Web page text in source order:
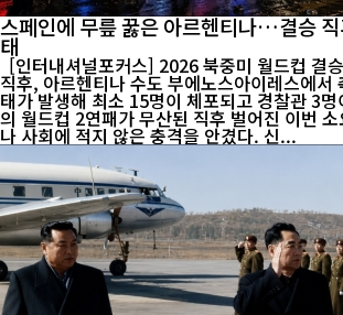
스페인에 무릎 꿇은 아르헨티나…결승
태
[인터내셔널포커스] 2026 북중미 월드컵 결
직후, 아르헨티나 수도 부에노스아이레스에서
태가 발생해 최소 15명이 체포되고 경찰관 3
의 월드컵 2연패가 무산된 직후 벌어진 이번
나 사회에 적지 않은 충격을 안겼다. 신...